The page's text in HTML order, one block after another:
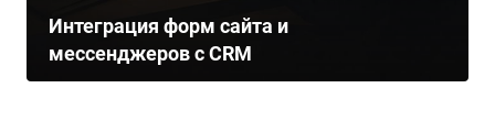
Интеграция форм сайта и
мессенджеров с CRM